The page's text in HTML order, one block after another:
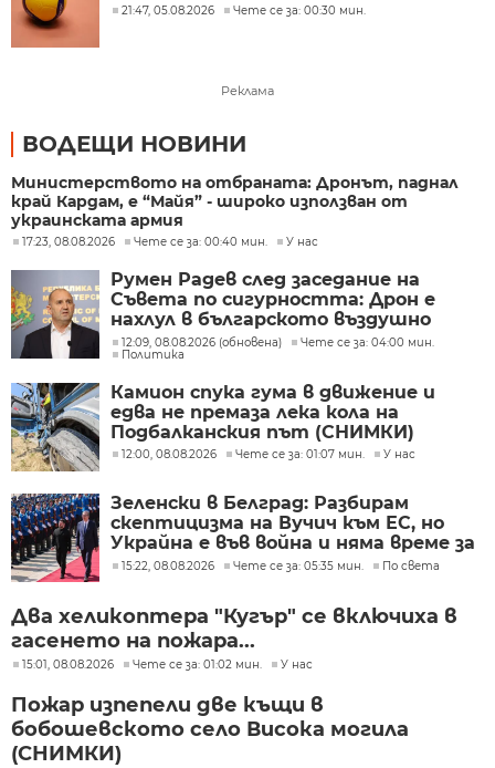
21:47, 05.08.2026 Чете се за: 00:30 мин.
Реклама
ВОДЕЩИ НОВИНИ
Министерството на отбраната: Дронът, паднал
край Кардам, е “Майя” - широко използван от
украинската армия
17:23, 08.08.2026 Чете се за: 00:40 мин. У нас
Румен Радев след заседание на
Съвета по сигурността: Дрон е
нахлул в българското въздушно
пространство
12:09, 08.08.2026 (обновена)
Чете се за: 04:00 мин.
Политика
Камион спука гума в движение и
едва не премаза лека кола на
Подбалканския път (СНИМКИ)
12:00, 08.08.2026 Чете се за: 01:07 мин. У нас
Зеленски в Белград: Разбирам
скептицизма на Вучич към ЕС, но
Украйна е във война и няма време за
скептицизъм
15:22, 08.08.2026 Чете се за: 05:35 мин. По света
Два хеликоптера "Кугър" се включиха в
гасенето на пожара...
15:01, 08.08.2026 Чете се за: 01:02 мин. У нас
Пожар изпепели две къщи в
бобошевското село Висока могила
(СНИМКИ)